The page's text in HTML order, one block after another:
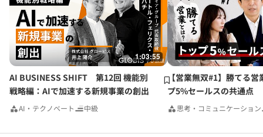
1:03:55
AI BUSINESS SHIFT 第12回 機能別
戦略編：AIで加速する新規事業の創出
AI・テクノベート 中級
【営業無双#1】勝てる営
プ5%セールスの共通点
思考・コミュニケーション